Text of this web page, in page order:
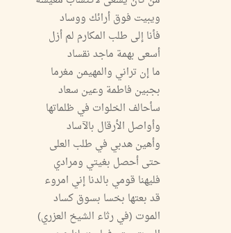
ويبيت فوق أرائك ووساد
فأنا إلى طلب المكارم لم أزل
أسعى بهمة ماجد نقساد
ما إن تراني والمهيمن مغرما
بجبين فاطمة وعين سعاد
سأحالف الخلوات في ظلماتها
وأواصل الأرقال بالآساد
وأهين هدبي في طلب العلى
حتى أحصل بغيتي ومرادي
فليهنا قومي بالدنا إني امروء
قد بعتها بخسا بسوق كساد
الموت (في رثاء الشيخ العزري)